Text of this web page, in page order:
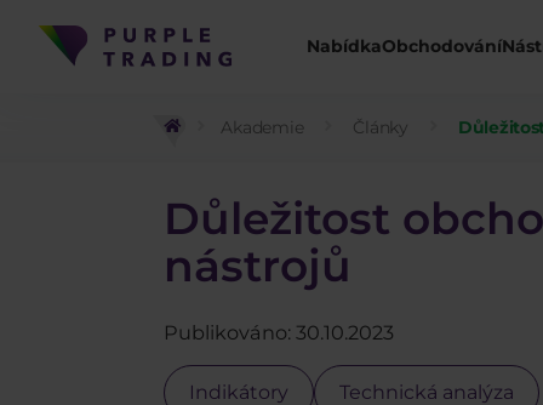
NabídkaObchodování
Akademie Články
Důležitost
nástrojů
Publikováno: 30.10.2023
Indikátory Technická analýza